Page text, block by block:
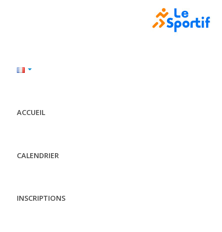
ACCUEIL
CALENDRIER
INSCRIPTIONS